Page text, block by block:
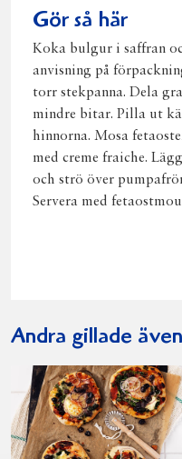
Gör så här
Koka bulgur i saffran
anvisning på
torr stekpanna. Dela
mindre bitar. Pilla ut
hinnorna. Mosa
med creme fraiche.
och strö över
Servera med
Andra gillade